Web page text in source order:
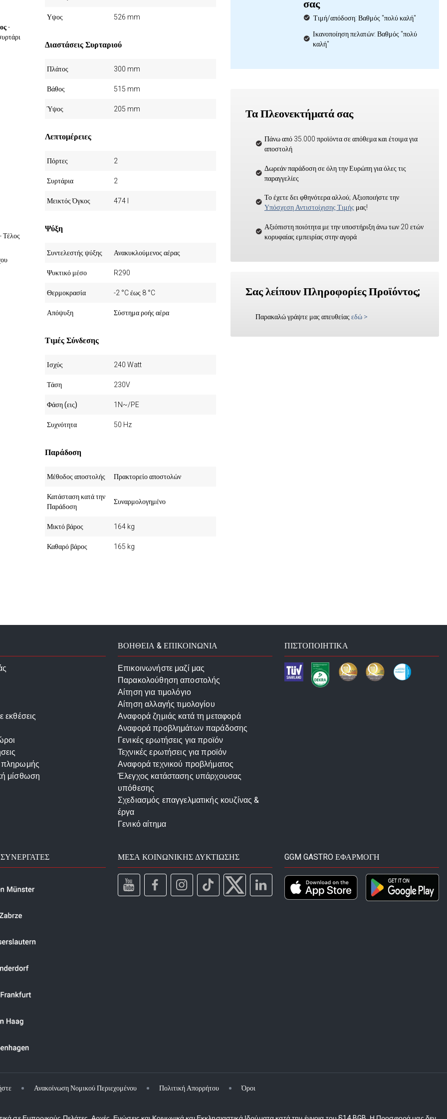
-
Υψος 526 mm
Διαστάσεις Συρταριού
Πλάτος 300 mm
Βάθος 515 mm
Ύψος 205 mm
Λεπτομέρειες
Πόρτες 2
Συρτάρια 2
Μεικτός Όγκος 474 l
Ψύξη
Συντελεστής ψύξης Ανακυκλούμενος αέρας
Ψυκτικό μέσο R290
Θερμοκρασία -2 °C έως 8 °C
Απόψυξη Σύστημα ροής αέρα
Τιμές Σύνδεσης
Ισχύς 240 Watt
Τάση 230V
Φάση (εις) 1N~/PE
Συχνότητα 50 Hz
Παράδοση
Μέθοδος αποστολής Πρακτορείο αποστολών
Κατάσταση κατά την
Παράδοση
Συναρμολογημένο
Μικτό βάρος 164 kg
Καθαρό βάρος 165 kg
σας
Τιμή/απόδοση: Βαθμός "πολύ καλή"
Ικανοποίηση πελατών: Βαθμός "πολύ
καλή"
Τα Πλεονεκτήματά σας
Πάνω από 35.000 προϊόντα σε απόθεμα και έτοιμα για
αποστολή
Δωρεάν παράδοση σε όλη την Ευρώπη για όλες τις
παραγγελίες
Το έχετε δει φθηνότερα αλλού; Αξιοποιήστε την
Υπόσχεση Αντιστοίχισης Τιμής μας!
Αξιόπιστη ποιότητα με την υποστήριξη άνω των 20 ετών
κορυφαίας εμπειρίας στην αγορά
Σας λείπουν Πληροφορίες Προϊόντος;
Παρακαλώ γράψτε μας απευθείας εδώ >
εκθέσεις
πληρωμής
μίσθωση
ΒΟΗΘΕΙΑ & ΕΠΙΚΟΙΝΩΝΙΑ
Επικοινωνήστε μαζί μας
Παρακολούθηση αποστολής
Αίτηση για τιμολόγιο
Αίτηση αλλαγής τιμολογίου
Αναφορά ζημιάς κατά τη μεταφορά
Αναφορά προβλημάτων παράδοσης
Γενικές ερωτήσεις για προϊόν
Τεχνικές ερωτήσεις για προϊόν
Αναφορά τεχνικού προβλήματος
Έλεγχος κατάστασης υπάρχουσας
υπόθεσης
Σχεδιασμός επαγγελματικής κουζίνας &
έργα
Γενικό αίτημα
ΠΙΣΤΟΠΟΙΗΤΙΚΆ
ΜΈΣΑ ΚΟΙΝΩΝΙΚΉΣ ΔΥΚΤΊΩΣΗΣ GGM GASTRO ΕΦΑΡΜΟΓΉ
Ανακοίνωση Νομικού Περιεχομένου Πολιτική Απορρήτου Όροι